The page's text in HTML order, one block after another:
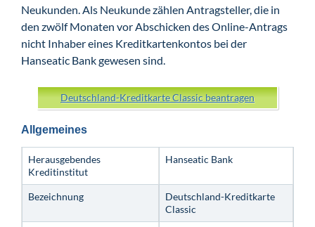
Neukunden. Als Neukunde zählen Antragsteller, die in
den zwölf Monaten vor Abschicken des Online-Antrags
nicht Inhaber eines Kreditkartenkontos bei der
Hanseatic Bank gewesen sind.
Deutschland-Kreditkarte Classic beantragen
Allgemeines
Herausgebendes
Kreditinstitut
Hanseatic Bank
Bezeichnung
Deutschland-Kreditkarte
Classic